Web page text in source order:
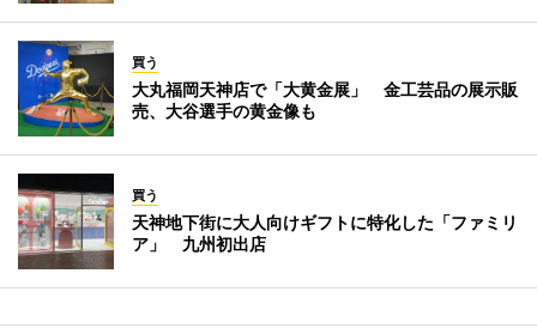
買う
大丸福岡天神店で「大黄金展」 金工芸品の展示販
売、大谷選手の黄金像も
買う
天神地下街に大人向けギフトに特化した「ファミリ
ア」 九州初出店